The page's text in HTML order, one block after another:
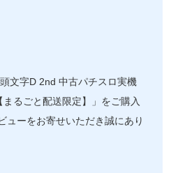
文字D 2nd 中古パチスロ実機
まるごと配送限定】」をご購入
ューをお寄せいただき誠にあり